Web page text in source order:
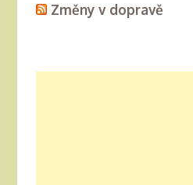
Změny v dopravě